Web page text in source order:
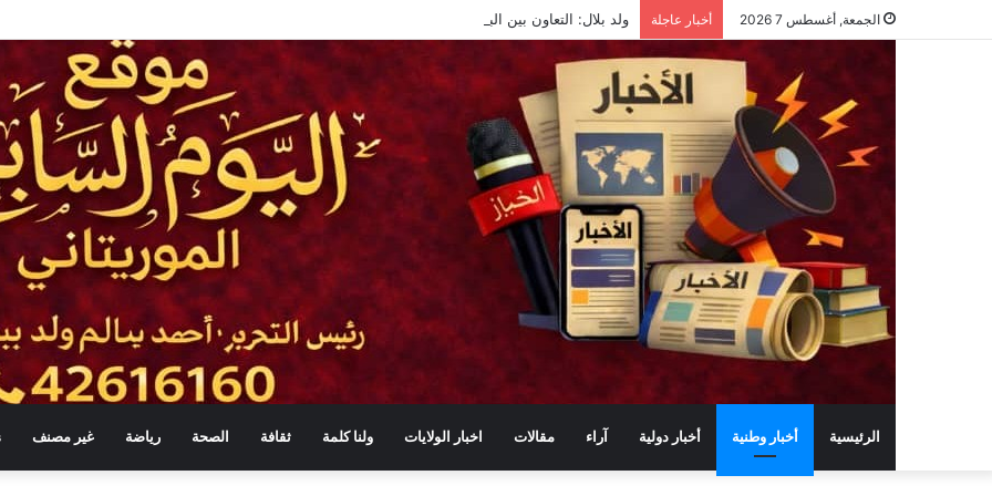
الجمعة, أغسطس 7 2026 أخبار عاجلة ولد بلال: التعاون بين البرلمان والحكومة لا يعني التبعية أو التخلي عن الرقابة
الرئيسية أخبار وطنية أخبار دولية آراء مقالات اخبار الولايات ولنا كلمة ثقافة الصحة رياضة غير مصنف